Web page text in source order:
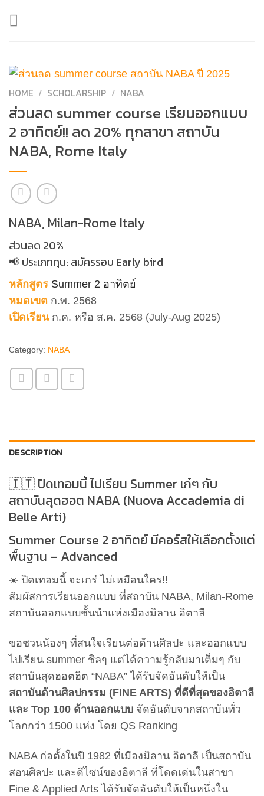
HOME / SCHOLARSHIP / NABA
ส่วนลด summer course เรียนออกแบบ
2 อาทิตย์!! ลด 20% ทุกสาขา สถาบัน
NABA, Rome Italy
NABA, Milan-Rome Italy
ส่วนลด 20%
📢 ประเภททุน​: สมัครรอบ Early bird
หลักสูตร Summer 2 อาทิตย์
หมดเขต ก.พ. 2568
เปิดเรียนก.ค. หรือ ส.ค. 2568 (July-Aug 2025)
Category: NABA
DESCRIPTION
🇮🇹ปิดเทอมนี้ ไปเรียน Summer เก๋ๆ กับ
สถาบันสุดฮอต NABA (Nuova Accademia di
Belle Arti)
Summer Course 2 อาทิตย์ มีคอร์สให้เลือกตั้งแต่
พื้นฐาน – Advanced
☀️ ปิดเทอมนี้ จะเกร๋ ไม่เหมือนใคร!!
สัมผัสการเรียนออกแบบ ที่สถาบัน NABA, Milan-Rome
สถาบันออกแบบชั้นนำแห่งเมืองมิลาน อิตาลี
ขอชวนน้องๆ ที่สนใจเรียนต่อด้านศิลปะ และออกแบบ
ไปเรียน summer ชิลๆ แต่ได้ความรู้กลับมาเต็มๆ กับ
สถาบันสุดฮอตฮิต “NABA” ได้รับจัดอันดับให้เป็น
สถาบันด้านศิลปกรรม (FINE ARTS) ที่ดีที่สุดของอิตาลี
และ Top 100 ด้านออกแบบ จัดอันดับจากสถาบันทั่ว
โลกกว่า 1500 แห่ง โดย QS Ranking
NABA ก่อตั้งในปี 1982 ที่เมืองมิลาน อิตาลี เป็นสถาบัน
สอนศิลปะ และดีไซน์ของอิตาลี ที่โดดเด่นในสาขา
Fine & Applied Arts ได้รับจัดอันดับให้เป็นหนึ่งใน